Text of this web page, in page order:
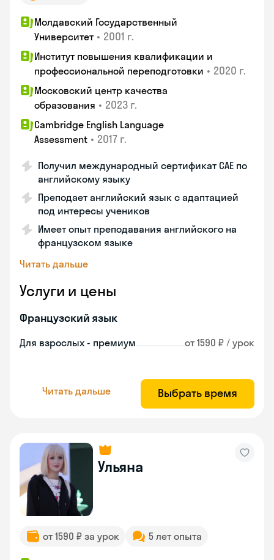
Молдавский Государственный
Университет • 2001 г.
Институт повышения квалификации и
профессиональной переподготовки • 2020 г.
Московский центр качества
образования • 2023 г.
Cambridge English Language
Assessment • 2017 г.
Получил международный сертификат CAE по
английскому языку
Преподает английский язык с адаптацией
под интересы учеников
Имеет опыт преподавания английского на
французском языке
Читать дальше
Услуги и цены
Французский язык
Для взрослых - премиум от 1590 ₽ / урок
Читать дальше Выбрать время
Ульяна
от 1590 ₽ за урок 5 лет опыта